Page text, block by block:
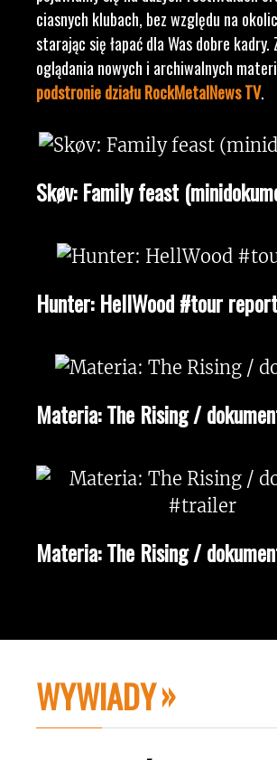
ciasnych klubach, bez względu na
starając się łapać dla Was dobre kadry.
oglądania nowych i archiwalnych
podstronie działu RockMetalNews TV.
Skøv: Family feast
Hunter: HellWood #tour report
Materia: The Rising /
Materia: The Rising /
WYWIADY